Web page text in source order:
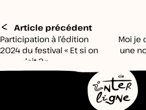
< Article précédent
Participation à l’édition
2024 du festival « Et si on
en parlait ? »
Moi je
une